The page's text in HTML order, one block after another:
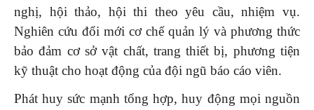
nghị, hội thảo, hội thi theo yêu cầu, nhiệm vụ.
Nghiên cứu đổi mới cơ chế quản lý và phư­ơng thức
bảo đảm cơ sở vật chất, trang thiết bị, phương tiện
kỹ thuật cho hoạt động của đội ngũ báo cáo viên.
Phát huy sức mạnh tổng hợp, huy động mọi nguồn